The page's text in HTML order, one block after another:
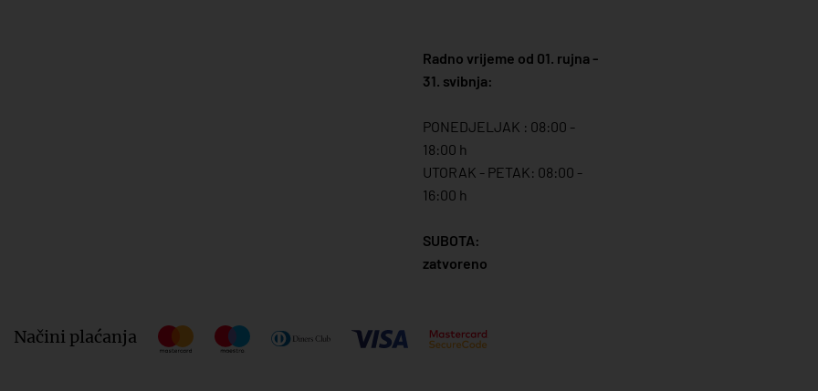
Radno vrijeme od 01. rujna -
31. svibnja:
PONEDJELJAK : 08:00 -
18:00 h
UTORAK - PETAK: 08:00 -
16:00 h
SUBOTA:
zatvoreno
Načini plaćanja